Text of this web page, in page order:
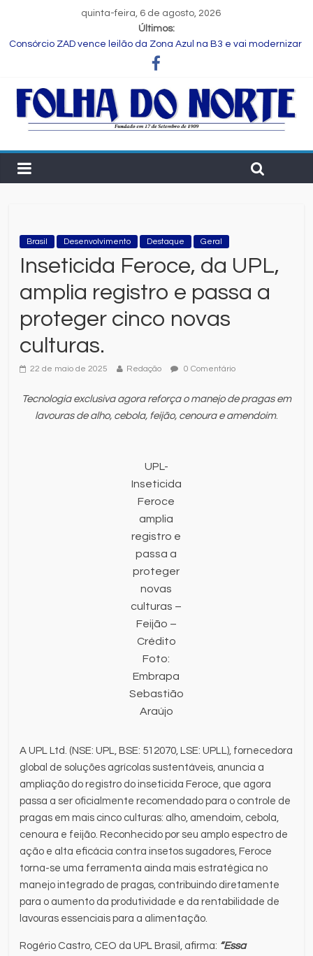
quinta-feira, 6 de agosto, 2026
Últimos:
Consórcio ZAD vence leilão da Zona Azul na B3 e vai modernizar
estacionamento rotativo de Feira de Santana
oficina pedagógica
Estudante de Salvador é selecionada para intercâmbio em
tecnologia na China
objetivo de fortalecer o setor na Bahia
Nordeste deve produzir mais de 1 milhão de toneladas de
algodão pela primeira vez, aponta Etene
Brasil Desenvolvimento Destaque Geral
Inseticida Feroce, da UPL,
amplia registro e passa a
proteger cinco novas
culturas.
22 de maio de 2025 Redação 0 Comentário
Tecnologia exclusiva agora reforça o manejo de pragas em
lavouras de alho, cebola, feijão, cenoura e amendoim.
UPL-
Inseticida
Feroce
amplia
registro e
passa a
proteger
novas
culturas –
Feijão –
Crédito
Foto:
Embrapa
Sebastião
Araújo
A UPL Ltd. (NSE: UPL, BSE: 512070, LSE: UPLL), fornecedora
global de soluções agrícolas sustentáveis, anuncia a
ampliação do registro do inseticida Feroce, que agora
passa a ser oficialmente recomendado para o controle de
pragas em mais cinco culturas: alho, amendoim, cebola,
cenoura e feijão. Reconhecido por seu amplo espectro de
ação e alta eficácia contra insetos sugadores, Feroce
torna-se uma ferramenta ainda mais estratégica no
manejo integrado de pragas, contribuindo diretamente
para o aumento da produtividade e da rentabilidade de
lavouras essenciais para a alimentação.
Rogério Castro, CEO da UPL Brasil, afirma: “Essa